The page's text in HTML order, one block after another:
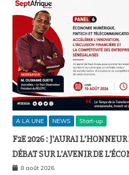
A LA UNE NEWS Start-up
F2E 2026 : J’AURAI
DÉBAT SUR L’AVENIR DE
SÉNÉGALAISE
8 août 2026